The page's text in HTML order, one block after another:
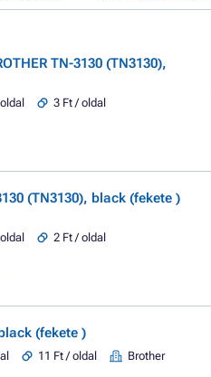
TN-3130 (TN3130),
3 Ft / oldal
(TN3130), black (fekete )
2 Ft / oldal
(fekete )
11 Ft / oldal Brother